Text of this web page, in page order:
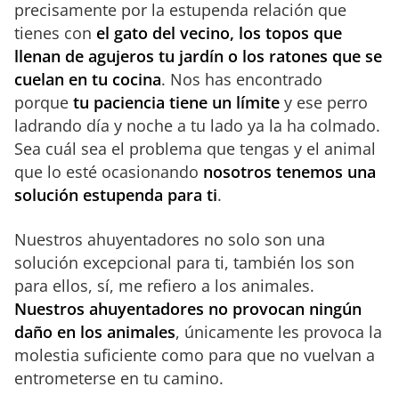
precisamente por la estupenda relación que
tienes con el gato del vecino, los topos que
llenan de agujeros tu jardín o los ratones que se
cuelan en tu cocina. Nos has encontrado
porque tu paciencia tiene un límite y ese perro
ladrando día y noche a tu lado ya la ha colmado.
Sea cuál sea el problema que tengas y el animal
que lo esté ocasionando nosotros tenemos una
solución estupenda para ti.
Nuestros ahuyentadores no solo son una
solución excepcional para ti, también los son
para ellos, sí, me refiero a los animales.
Nuestros ahuyentadores no provocan ningún
daño en los animales, únicamente les provoca la
molestia suficiente como para que no vuelvan a
entrometerse en tu camino.